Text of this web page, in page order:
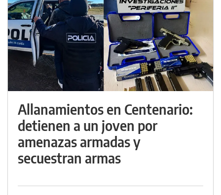
Allanamientos en Centenario:
detienen a un joven por
amenazas armadas y
secuestran armas